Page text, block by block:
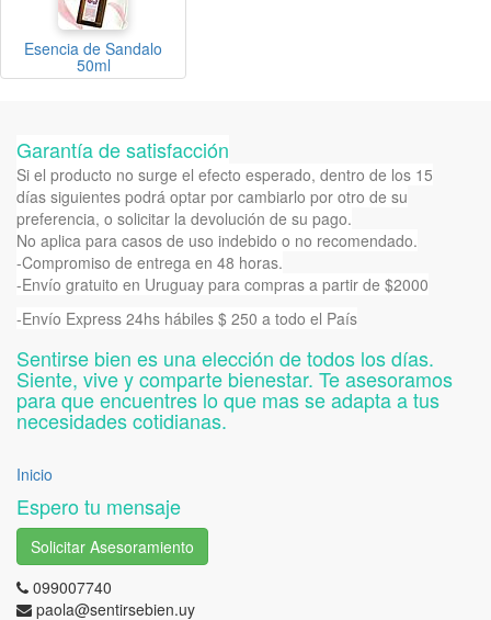
Esencia de Sandalo
50ml
Garantía de satisfacción
Si el producto no surge el efecto esperado, dentro de los 15
días siguientes podrá optar por cambiarlo por otro de su
preferencia, o solicitar la devolución de su pago.
No aplica para casos de uso indebido o no recomendado.
-Compromiso de entrega en 48 horas.
-Envío gratuito en Uruguay para compras a partir de $2000
-Envío Express 24hs hábiles $ 250 a todo el País
Sentirse bien es una elección de todos los días.
Siente, vive y comparte bienestar. Te asesoramos
para que encuentres lo que mas se adapta a tus
necesidades cotidianas.
Inicio
Espero tu mensaje
Solicitar Asesoramiento
099007740
paola@sentirsebien.uy